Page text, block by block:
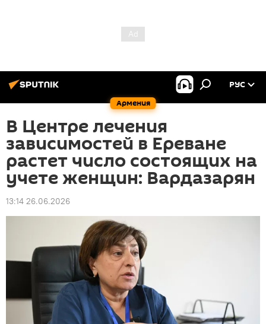
Армения
РУС
В Центре лечения
зависимостей в Ереване
растет число состоящих на
учете женщин: Вардазарян
13:14 26.06.2026